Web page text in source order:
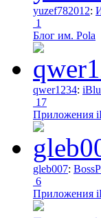
yuzef782012:
1
Блог им. Pola
qwer1234:
17
Приложения
gleb007:
6
Приложения